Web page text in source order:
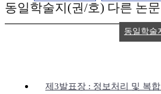
동일학술지(권/호) 다른 논문
제3발표장 : 정보처리 및 복
동일학술